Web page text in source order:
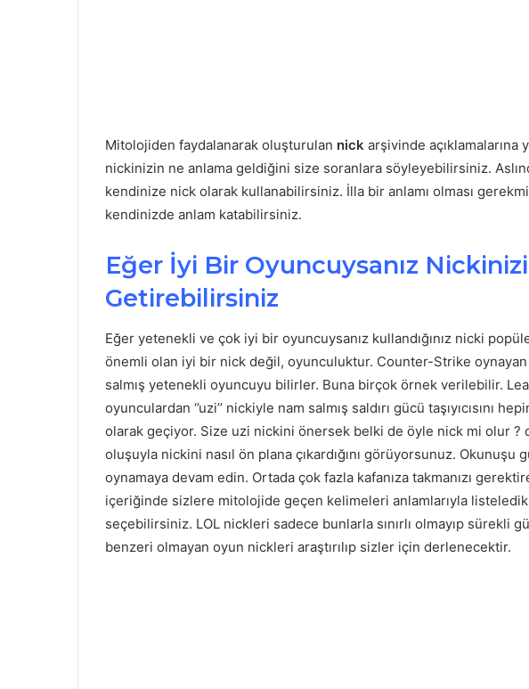
Mitolojiden faydalanarak oluşturulan nick arşivinde
nickinizin ne anlama geldiğini size soranlara söyleyebilirsiniz.
kendinize nick olarak kullanabilirsiniz. İlla bir anlamı olması
kendinizde anlam katabilirsiniz.
Eğer İyi Bir Oyuncuysanız
Getirebilirsiniz
Eğer yetenekli ve çok iyi bir oyuncuysanız kullandığınız nicki
önemli olan iyi bir nick değil, oyunculuktur. Counter-Strike oynayan
salmış yetenekli oyuncuyu bilirler. Buna birçok örnek verilebilir.
oyunculardan ‘’uzi’’ nickiyle nam salmış saldırı gücü taşıyıcısını
olarak geçiyor. Size uzi nickini önersek belki de öyle nick mi olur
oluşuyla nickini nasıl ön plana çıkardığını görüyorsunuz.
oynamaya devam edin. Ortada çok fazla kafanıza takmanızı
içeriğinde sizlere mitolojide geçen kelimeleri anlamlarıyla
seçebilirsiniz. LOL nickleri sadece bunlarla sınırlı olmayıp sürekli
benzeri olmayan oyun nickleri araştırılıp sizler için derlenecektir.